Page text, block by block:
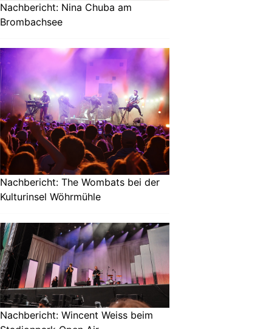
Nachbericht: Nina Chuba am
Brombachsee
Nachbericht: The Wombats bei der
Kulturinsel Wöhrmühle
Nachbericht: Wincent Weiss beim